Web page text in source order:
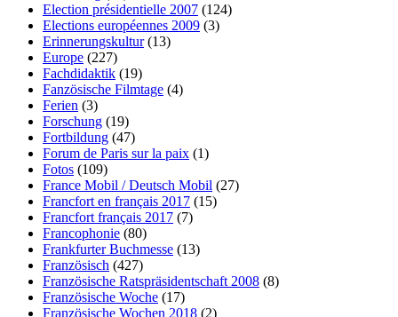
Election présidentielle 2007 (124)
Elections européennes 2009 (3)
Erinnerungskultur(13)
Europe (227)
Fachdidaktik (19)
Fanzösische Filmtage (4)
Ferien (3)
Forschung (19)
Fortbildung (47)
Forum de Paris sur la paix (1)
Fotos (109)
France Mobil / Deutsch Mobil (27)
Francfort en français 2017 (15)
Francfort français 2017 (7)
Francophonie (80)
Frankfurter Buchmesse (13)
Französisch (427)
Französische Ratspräsidentschaft 2008 (8)
Französische Woche (17)
Französische Wochen 2018 (2)